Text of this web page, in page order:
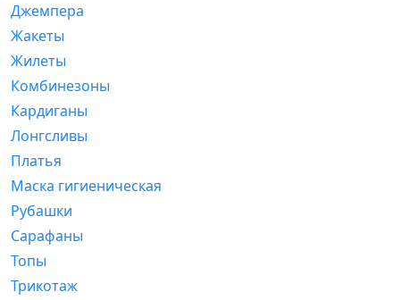
Джемпера
Жакеты
Жилеты
Комбинезоны
Кардиганы
Лонгсливы
Платья
Маска гигиеническая
Рубашки
Сарафаны
Топы
Трикотаж